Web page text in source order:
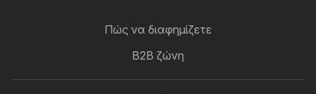
Πώς να διαφημίζετε
B2B ζώνη